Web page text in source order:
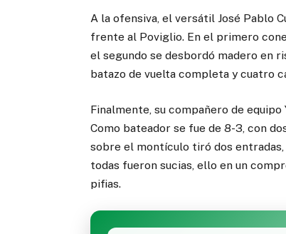
A la ofensiva, el versátil José Pablo
frente al Poviglio. En el primero
el segundo se desbordó madero en
batazo de vuelta completa y cuatro
Finalmente, su compañero de
Como bateador se fue de 8-3, con
sobre el montículo tiró dos entradas,
todas fueron sucias, ello en un
pifias.